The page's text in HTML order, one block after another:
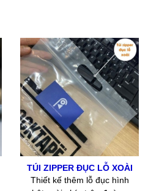
TÚI ZIPPER ĐỤC LỖ XOÀI
Thiết kế thêm lỗ đục hình